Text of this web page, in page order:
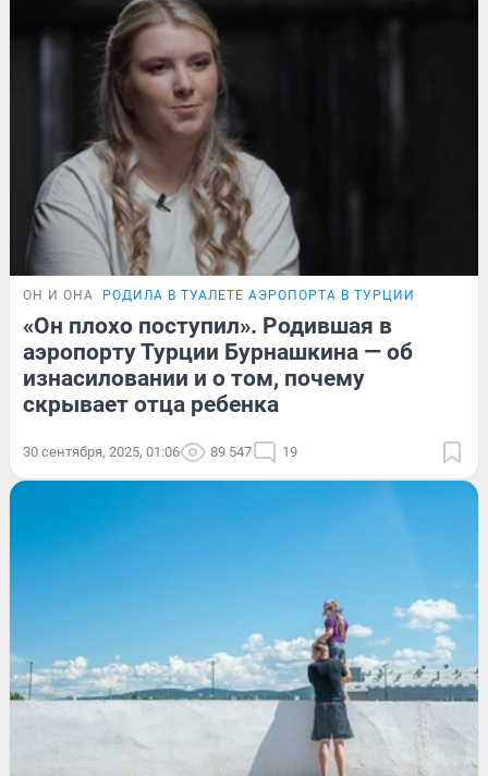
ОН И ОНА РОДИЛА В ТУАЛЕТЕ АЭРОПОРТА В ТУРЦИИ
«Он плохо поступил». Родившая в
аэропорту Турции Бурнашкина — об
изнасиловании и о том, почему
скрывает отца ребенка
30 сентября, 2025, 01:06 89 547 19